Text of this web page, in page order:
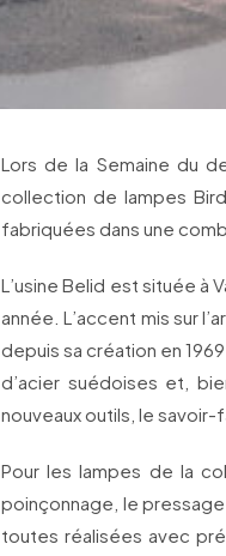
Lors de la Semaine du
collection de lampes
fabriquées dans une
L’usine Belid est située
année. L’accent mis sur
depuis sa création en
d’acier suédoises et,
nouveaux outils, le
Pour les lampes de la
poinçonnage, le
toutes réalisées avec